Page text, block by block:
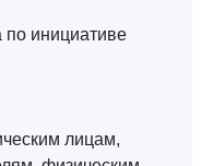
по инициативе
лицам,